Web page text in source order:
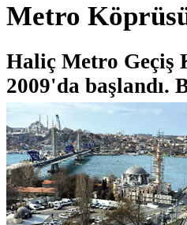
Metro
Haliç Metro Geçiş
2009'da başlandı.